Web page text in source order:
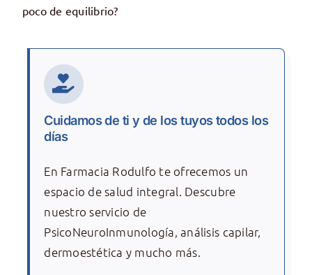
poco de equilibrio?
Cuidamos de ti y de los tuyos todos los
días
En Farmacia Rodulfo te ofrecemos un
espacio de salud integral. Descubre
nuestro servicio de
PsicoNeuroInmunología, análisis capilar,
dermoestética y mucho más.